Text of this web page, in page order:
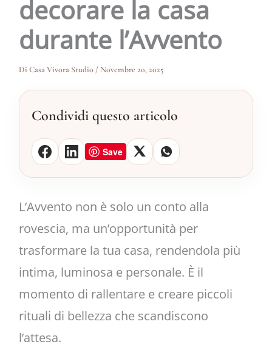
decorare la casa
durante l’Avvento
Di Casa Vivora Studio/Novembre 20, 2025
Condividi questo articolo
Save
L’Avvento non è solo un conto alla
rovescia, ma un’opportunità per
trasformare la tua casa, rendendola più
intima, luminosa e personale. È il
momento di rallentare e creare piccoli
rituali di bellezza che scandiscono
l’attesa.